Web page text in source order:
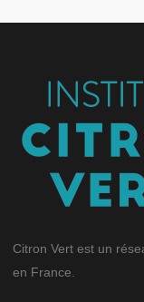
Citron Vert est un
en France.